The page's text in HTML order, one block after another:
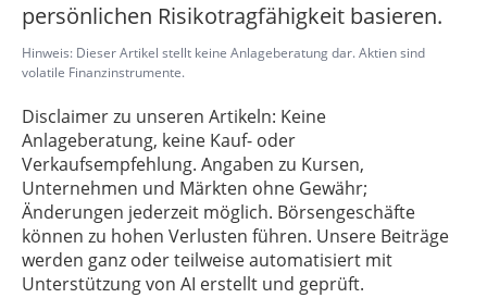
persönlichen Risikotragfähigkeit basieren.
Hinweis: Dieser Artikel stellt keine Anlageberatung dar. Aktien sind
volatile Finanzinstrumente.
Disclaimer zu unseren Artikeln: Keine
Anlageberatung, keine Kauf- oder
Verkaufsempfehlung. Angaben zu Kursen,
Unternehmen und Märkten ohne Gewähr;
Änderungen jederzeit möglich. Börsengeschäfte
können zu hohen Verlusten führen. Unsere Beiträge
werden ganz oder teilweise automatisiert mit
Unterstützung von AI erstellt und geprüft.